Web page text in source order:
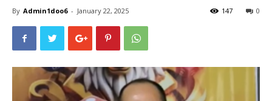
By Admin1doo6 - January 22, 2025 0
147